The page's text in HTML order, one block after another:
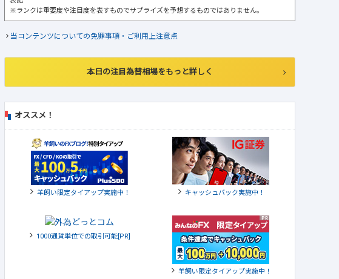
※ランクは重要度や注目度を表すものでサプライズを予想するものではありません。
当コンテンツについての免罪事項・ご利用上注意点
本日の注目為替相場をもっと詳しく
オススメ！
羊飼い限定タイアップ実施中！ キャッシュバック実施中！
1000通貨単位での取引可能[PR]
羊飼い限定タイアップ実施中！